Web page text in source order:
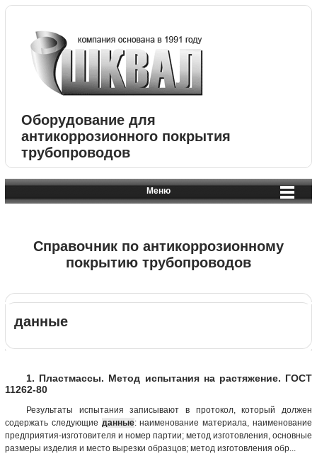
Оборудование для
антикоррозионного покрытия
трубопроводов
Меню
Справочник по антикоррозионному
покрытию трубопроводов
данные
1. Пластмассы. Метод испытания на растяжение. ГОСТ
11262-80
Результаты испытания записывают в протокол, который должен
содержать следующие данные: наименование материала, наименование
предприятия-изготовителя и номер партии; метод изготовления, основные
размеры изделия и место вырезки образцов; метод изготовления обр...